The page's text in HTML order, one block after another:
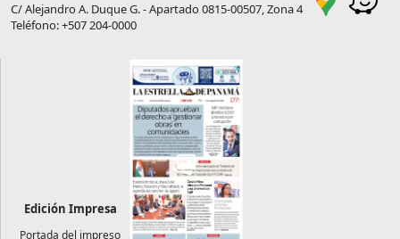
C/ Alejandro A. Duque G. - Apartado 0815-00507, Zona 4
Teléfono: +507 204-0000
Edición Impresa
Portada del impreso